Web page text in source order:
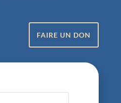
FAIRE UN DON